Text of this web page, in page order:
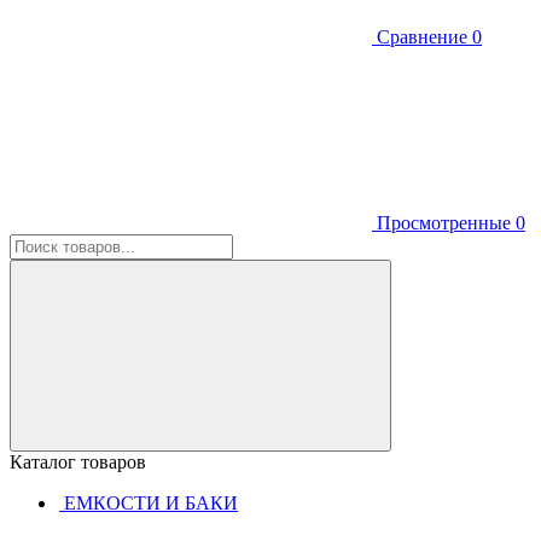
Сравнение 0
Просмотренные 0
Каталог товаров
ЕМКОСТИ И БАКИ